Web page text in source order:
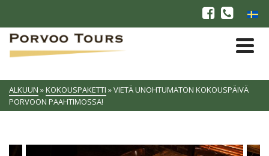
ALKUUN »KOKOUSPAKETTI »VIETÄ UNOHTUMATON KOKOUSPÄIVÄ
PORVOON PAAHTIMOSSA!